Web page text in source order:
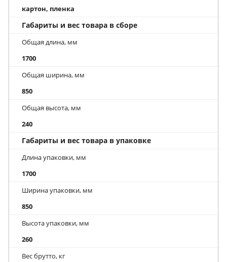
картон, пленка
Габариты и вес товара в сборе
Общая длина, мм
1700
Общая ширина, мм
850
Общая высота, мм
240
Габариты и вес товара в упаковке
Длина упаковки, мм
1700
Ширина упаковки, мм
850
Высота упаковки, мм
260
Вес брутто, кг